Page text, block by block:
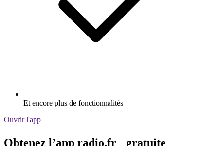
Et encore plus de fonctionnalités
Ouvrir l'app
Obtenez l’app radio.fr gratuite